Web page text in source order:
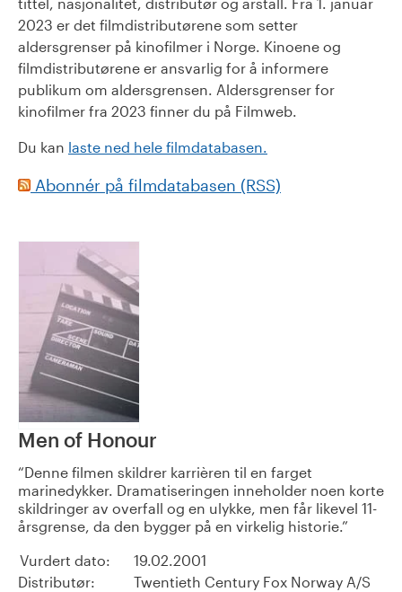
2023 er det filmdistributørene som setter
aldersgrenser på kinofilmer i Norge. Kinoene og
filmdistributørene er ansvarlig for å informere
publikum om aldersgrensen. Aldersgrenser for
kinofilmer fra 2023 finner du på Filmweb.
Du kan laste ned hele filmdatabasen.
Abonnér på filmdatabasen (RSS)
Men of Honour
Denne filmen skildrer karrièren til en farget
marinedykker. Dramatiseringen inneholder noen korte
skildringer av overfall og en ulykke, men får likevel 11-
årsgrense, da den bygger på en virkelig historie.
Vurdert dato:
19.02.2001
Distributør:
Twentieth Century Fox Norway A/S